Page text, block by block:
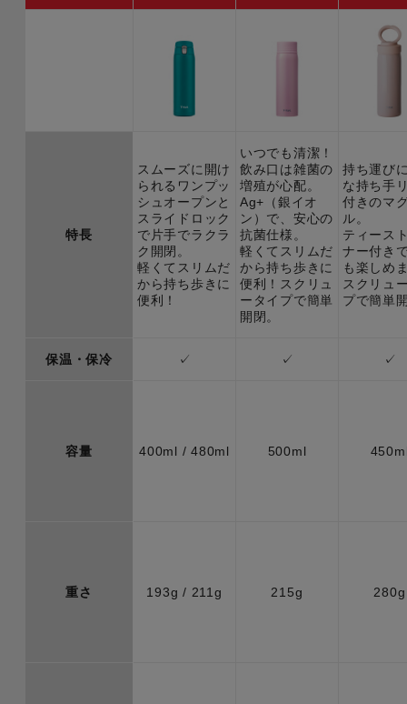
特長
スムーズに開け
られるワンプッ
シュオープンと
スライドロック
で片手でラクラ
ク開閉。
軽くてスリムだ
から持ち歩きに
便利！
いつでも清潔！
飲み口は雑菌の
増殖が心配。
Ag+（銀イオ
ン）で、安心の
抗菌仕様。
軽くてスリムだ
から持ち歩きに
便利！スクリュ
ータイプで簡単
開閉。
持ち運び
な持ち手
付きのマ
ル。
ティース
ナー付き
も楽しめ
スクリュ
プで簡単
保温・保冷 ✓ ✓ ✓
容量 400ml / 480ml 500ml
重さ 193g / 211g 215g 280g